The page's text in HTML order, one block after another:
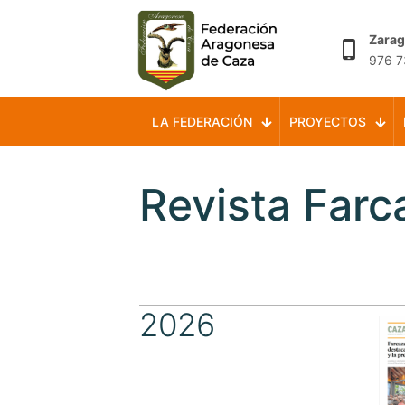
976
LA FEDERACIÓN PROYECTOS
Revista
2026